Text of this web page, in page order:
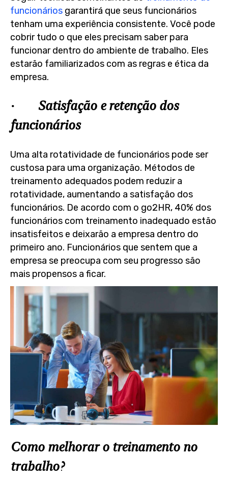
funcionários garantirá que seus funcionários
tenham uma experiência consistente. Você pode
cobrir tudo o que eles precisam saber para
funcionar dentro do ambiente de trabalho. Eles
estarão familiarizados com as regras e ética da
empresa.
· Satisfação e retenção dos
funcionários
Uma alta rotatividade de funcionários pode ser
custosa para uma organização. Métodos de
treinamento adequados podem reduzir a
rotatividade, aumentando a satisfação dos
funcionários. De acordo com o go2HR, 40% dos
funcionários com treinamento inadequado estão
insatisfeitos e deixarão a empresa dentro do
primeiro ano. Funcionários que sentem que a
empresa se preocupa com seu progresso são
mais propensos a ficar.
Como melhorar o treinamento no
trabalho?